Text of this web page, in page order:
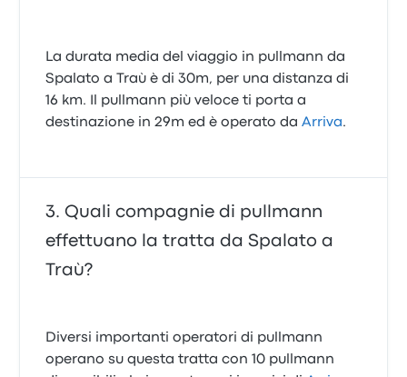
La durata media del viaggio in pullmann da
Spalato a Traù è di 30m, per una distanza di
16 km. Il pullmann più veloce ti porta a
destinazione in 29m ed è operato daArriva.
Quali compagnie di pullmann
effettuano la tratta da Spalato a
Traù?
Diversi importanti operatori di pullmann
operano su questa tratta con 10 pullmann